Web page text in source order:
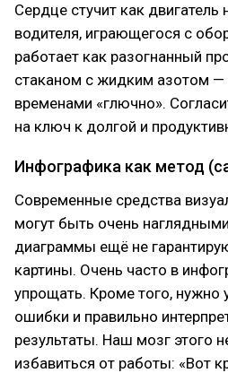
Сердце стучит как двигатель
водителя, играющегося с
работает как разогнанный
стаканом с жидким азотом —
временами «глючно».
на ключ к долгой и
Инфографика как метод
Современные средства
могут быть очень
диаграммы ещё не
картины. Очень часто в
упрощать. Кроме того, нужно
ошибки и правильно
результаты. Наш мозг этого
избавиться от работы: «Вот